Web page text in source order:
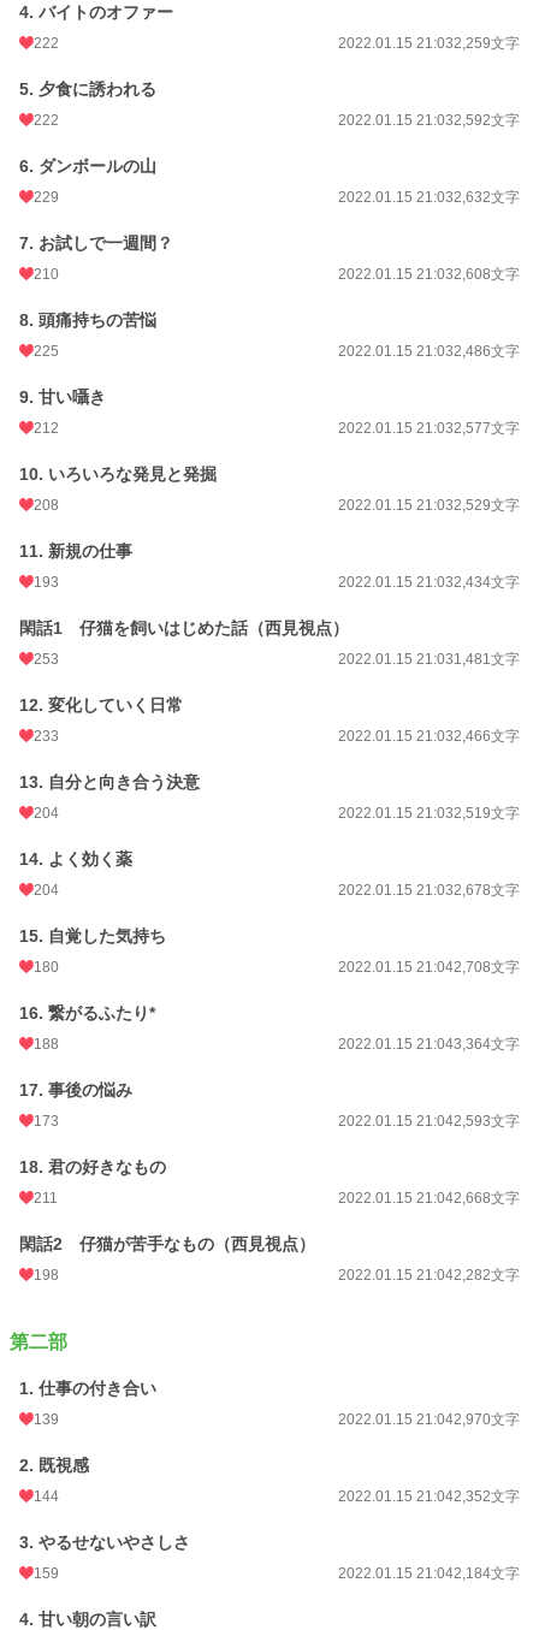
4. バイトのオファー
222 2022.01.15 21:032,259文字
5. 夕食に誘われる
222 2022.01.15 21:032,592文字
6. ダンボールの山
229 2022.01.15 21:032,632文字
7. お試しで一週間？
210 2022.01.15 21:032,608文字
8. 頭痛持ちの苦悩
225 2022.01.15 21:032,486文字
9. 甘い囁き
212 2022.01.15 21:032,577文字
10. いろいろな発見と発掘
208 2022.01.15 21:032,529文字
11. 新規の仕事
193 2022.01.15 21:032,434文字
閑話1 仔猫を飼いはじめた話（西見視点）
253 2022.01.15 21:031,481文字
12. 変化していく日常
233 2022.01.15 21:032,466文字
13. 自分と向き合う決意
204 2022.01.15 21:032,519文字
14. よく効く薬
204 2022.01.15 21:032,678文字
15. 自覚した気持ち
180 2022.01.15 21:042,708文字
16. 繋がるふたり*
188 2022.01.15 21:043,364文字
17. 事後の悩み
173 2022.01.15 21:042,593文字
18. 君の好きなもの
211 2022.01.15 21:042,668文字
閑話2 仔猫が苦手なもの（西見視点）
198 2022.01.15 21:042,282文字
第二部
1. 仕事の付き合い
139 2022.01.15 21:042,970文字
2. 既視感
144 2022.01.15 21:042,352文字
3. やるせないやさしさ
159 2022.01.15 21:042,184文字
4. 甘い朝の言い訳